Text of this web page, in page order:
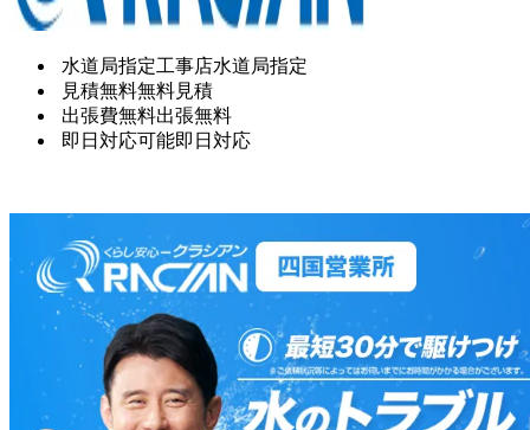
水道局指定工事店水道局指定
見積無料無料見積
出張費無料出張無料
即日対応可能即日対応